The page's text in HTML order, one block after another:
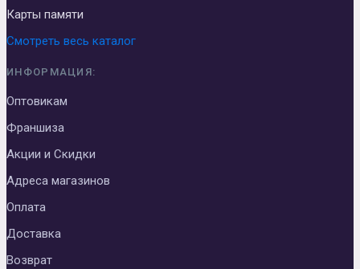
Карты памяти
Смотреть весь каталог
ИНФОРМАЦИЯ:
Оптовикам
Франшиза
Акции и Скидки
Адреса магазинов
Оплата
Доставка
Возврат